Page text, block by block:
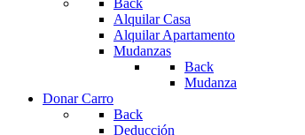
Back
Alquilar Casa
Alquilar Apartamento
Mudanzas
Back
Mudanza
Donar Carro
Back
Deducción